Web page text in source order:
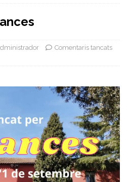
Comentaris tancats